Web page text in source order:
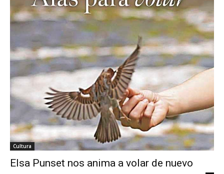
Cultura
Elsa Punset nos anima a volar de nuevo